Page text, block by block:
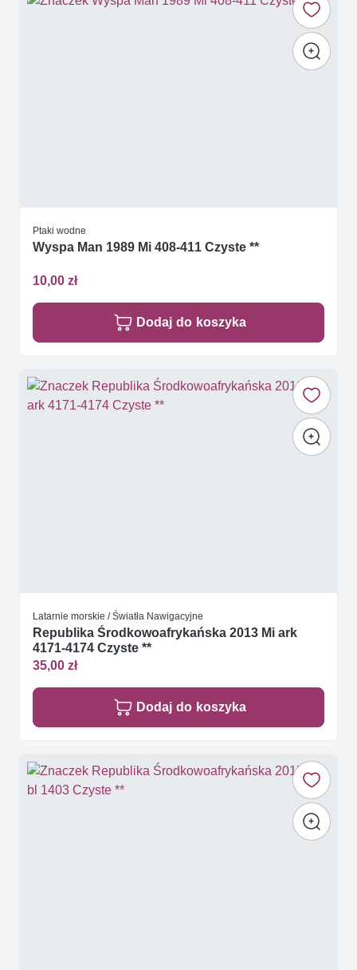
Ptaki wodne
Wyspa Man 1989 Mi 408-411 Czyste **
10,00 zł
Dodaj do koszyka
Latarnie morskie / Światła Nawigacyjne
Republika Środkowoafrykańska 2013 Mi ark
4171-4174 Czyste **
35,00 zł
Dodaj do koszyka